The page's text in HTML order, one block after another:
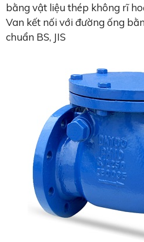
bằng vật liệu thép không rĩ
Van kết nối với đường ống
chuẩn BS, JIS